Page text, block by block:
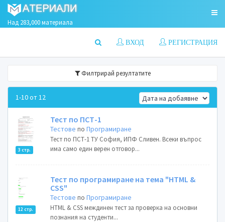
Над 283,000 материала
РЕГИСТРАЦИЯ
ВХОД
Филтрирай резултатите
1-10 от 12
3 стр.
Тест по ПСТ-1
Тестове поПрограмиране
Тест по ПСТ-1 ТУ София, ИПФ Сливен. Всеки въпрос
има само един верен отговор...
12 стр.
Тест по програмиране на тема "HTML &
CSS"
Тестове поПрограмиране
HTML & CSS междинен тест за проверка на основни
познания на студенти...